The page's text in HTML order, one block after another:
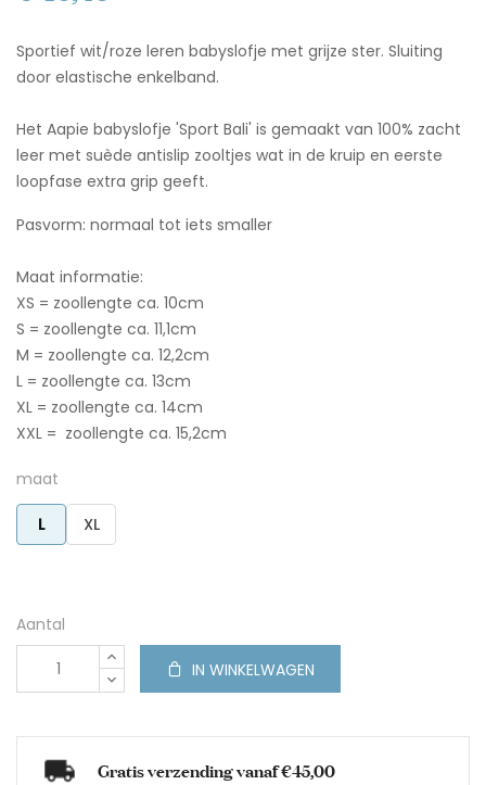
Sportief wit/roze leren babyslofje met grijze ster. Sluiting
door elastische enkelband.
Het Aapie babyslofje 'Sport Bali' is gemaakt van 100% zacht
leer met suède antislip zooltjes wat in de kruip en eerste
loopfase extra grip geeft.
Pasvorm: normaal tot iets smaller
Maat informatie:
XS = zoollengte ca. 10cm
S = zoollengte ca. 11,1cm
M = zoollengte ca. 12,2cm
L = zoollengte ca. 13cm
XL = zoollengte ca. 14cm
XXL = zoollengte ca. 15,2cm
maat
L XL
Aantal
IN WINKELWAGEN
Gratis verzending vanaf €45,00